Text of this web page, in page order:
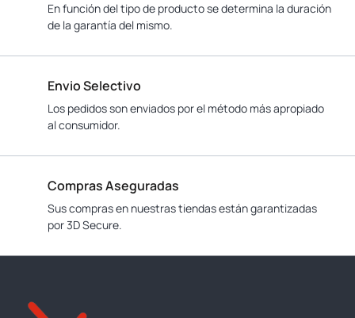
En función del tipo de producto se determina la duración
de la garantía del mismo.
Envio Selectivo
Los pedidos son enviados por el método más apropiado
al consumidor.
Compras Aseguradas
Sus compras en nuestras tiendas están garantizadas
por 3D Secure.